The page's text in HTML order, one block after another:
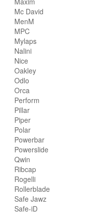
Mc David
MenM
MPC
Mylaps
Nalini
Nice
Oakley
Odlo
Orca
Perform
Pillar
Piper
Polar
Powerbar
Powerslide
Qwin
Ribcap
Rogelli
Rollerblade
Safe Jawz
Safe-iD